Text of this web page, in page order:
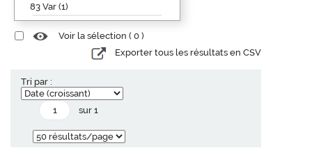
83 Var (1)
Voir la sélection ( 0 )
Exporter tous les résultats en CSV
Tri par :
sur 1